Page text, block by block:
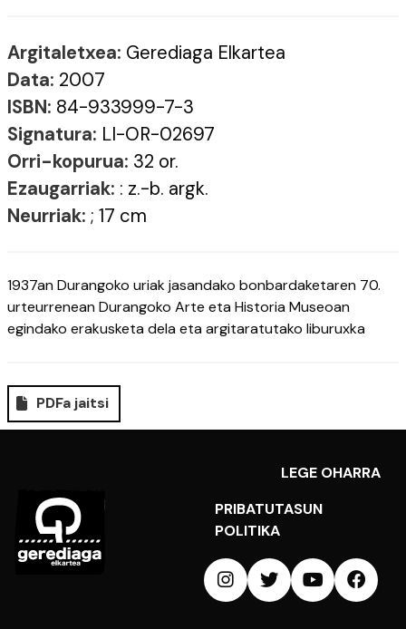
Argitaletxea: Gerediaga Elkartea
Data: 2007
ISBN: 84-933999-7-3
Signatura: LI-OR-02697
Orri-kopurua: 32 or.
Ezaugarriak: : z.-b. argk.
Neurriak: ; 17 cm
1937an Durangoko uriak jasandako bonbardaketaren 70.
urteurrenean Durangoko Arte eta Historia Museoan
egindako erakusketa dela eta argitaratutako liburuxka
PDFa jaitsi
LEGE OHARRA
PRIBATUTASUN
POLITIKA